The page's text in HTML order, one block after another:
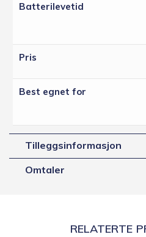
Batterilevetid
Pris
Best egnet for
Tilleggsinformasjon
Omtaler
RELATERTE